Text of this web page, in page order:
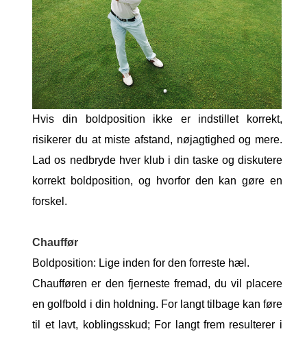
Hvis din boldposition ikke er indstillet korrekt,
risikerer du at miste afstand, nøjagtighed og mere.
Lad os nedbryde hver klub i din taske og diskutere
korrekt boldposition, og hvorfor den kan gøre en
forskel.
Chauffør
Boldposition: Lige inden for den forreste hæl.
Chaufføren er den fjerneste fremad, du vil placere
en golfbold i din holdning. For langt tilbage kan føre
til et lavt, koblingsskud; For langt frem resulterer i